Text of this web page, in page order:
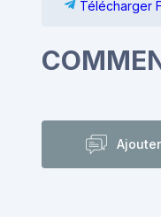
Télécharger